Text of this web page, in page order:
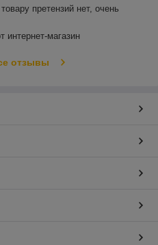
претензий нет, очень
интернет-магазин
отзывы